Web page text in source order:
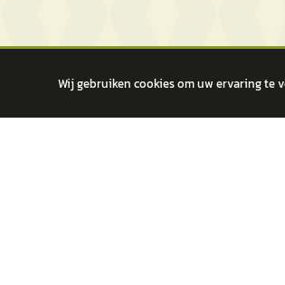
Wij gebruiken cookies om uw ervaring te